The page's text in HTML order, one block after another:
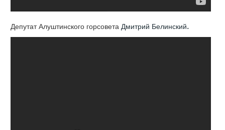
Депутат Алуштинского горсовета Дмитрий Белинский.